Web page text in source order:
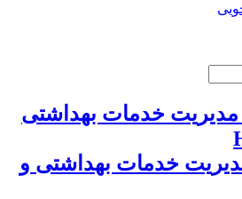
خدمات بهداشتی و